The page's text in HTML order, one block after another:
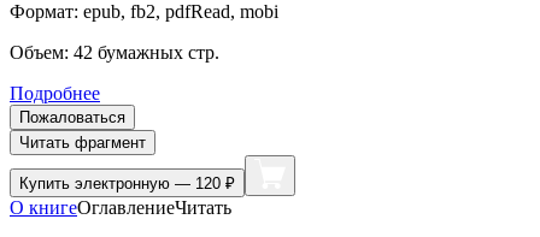
Формат: epub, fb2, pdfRead, mobi
Объем: 42 бумажных стр.
Подробнее
Пожаловаться
Читать фрагмент
Купить электронную — 120 ₽
О книгеОглавлениеЧитать